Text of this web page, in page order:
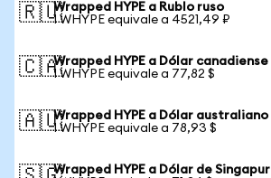
🇷🇺Wrapped HYPE a Rublo ruso
1 WHYPE equivale a 4521,49 ₽
🇨🇦Wrapped HYPE a Dólar canadiense
1 WHYPE equivale a 77,82 $
🇦🇺Wrapped HYPE a Dólar australiano
1 WHYPE equivale a 78,93 $
Wrapped HYPE a Dólar de Singapur